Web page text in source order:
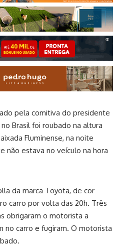
pela comitiva do presidente
Brasil foi roubado na altura
Fluminense, na noite
não estava no veículo na hora
da marca Toyota, de cor
carro por volta das 20h. Três
obrigaram o motorista a
no carro e fugiram. O motorista